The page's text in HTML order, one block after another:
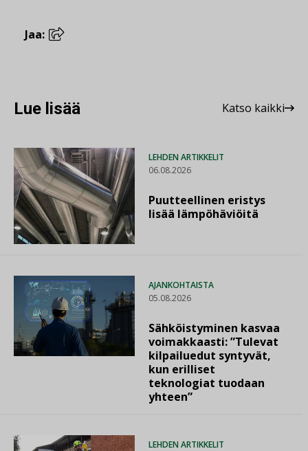
Jaa:
Lue lisää Katso kaikki
LEHDEN ARTIKKELIT
06.08.2026
Puutteellinen eristys
lisää lämpöhäviöitä
AJANKOHTAISTA
05.08.2026
Sähköistyminen kasvaa
voimakkaasti: ”Tulevat
kilpailuedut syntyvät,
kun erilliset
teknologiat tuodaan
yhteen”
LEHDEN ARTIKKELIT